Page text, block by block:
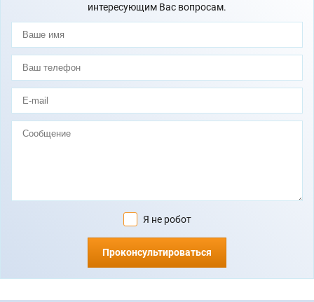
интересующим Вас вопросам.
Я не робот
Проконсультироваться